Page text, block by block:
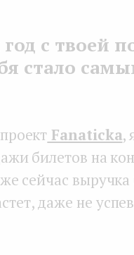
с твоей
стало
Fanaticka,
билетов на
сейчас
даже не